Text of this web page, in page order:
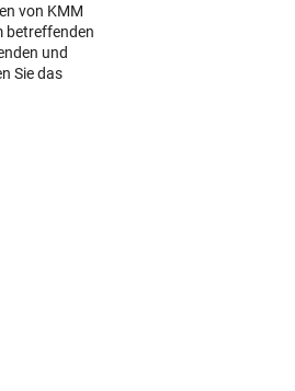
von KMM
betreffenden
und
Sie das